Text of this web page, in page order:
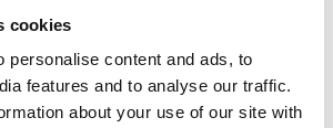
cookies
personalise content and ads, to
features and to analyse our traffic.
about your use of our site with